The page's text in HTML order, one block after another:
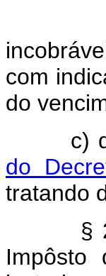
b)
com
do
c)
do
tratando
§
Impôsto